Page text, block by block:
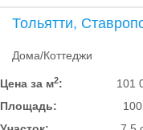
Тольятти,
Дома/Коттеджи
Цена за м2:
101
Площадь: